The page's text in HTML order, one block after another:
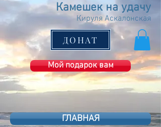
Камешек на удачу
Кируля Аскалонская
ДОНАТ
Мой подарок вам
ГЛАВНАЯ